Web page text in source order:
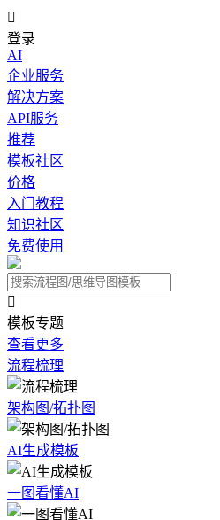

登录
AI
企业服务
解决方案
API服务
推荐
模板社区
价格
入门教程
知识社区
免费使用

模板专题
查看更多
流程梳理
架构图/拓扑图
AI生成模板
一图看懂AI